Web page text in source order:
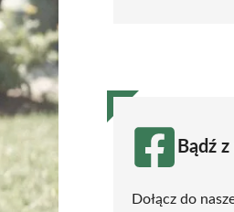
Bądź
Dołącz do